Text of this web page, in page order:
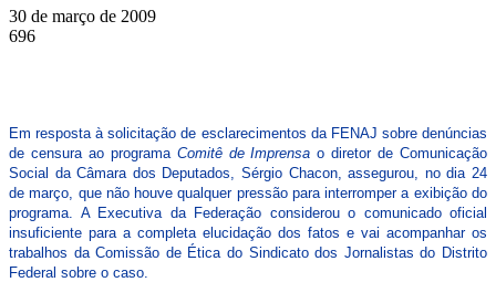
30 de março de 2009
696
Em resposta à solicitação de esclarecimentos da FENAJ sobre denúncias
de censura ao programa Comitê de Imprensa o diretor de Comunicação
Social da Câmara dos Deputados, Sérgio Chacon, assegurou, no dia 24
de março, que não houve qualquer pressão para interromper a exibição do
programa. A Executiva da Federação considerou o comunicado oficial
insuficiente para a completa elucidação dos fatos e vai acompanhar os
trabalhos da Comissão de Ética do Sindicato dos Jornalistas do Distrito
Federal sobre o caso.